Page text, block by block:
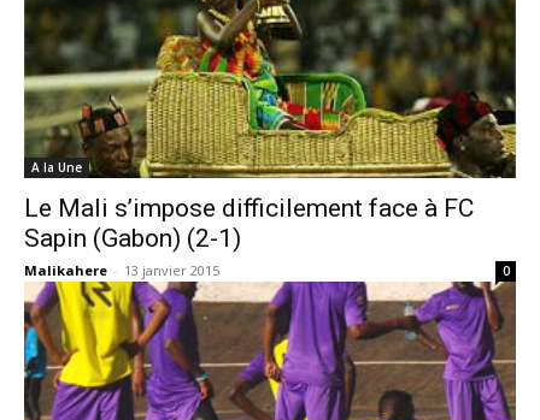
A la Une
Le Mali s’impose difficilement face à FC
Sapin (Gabon) (2-1)
Malikahere - 13 janvier 2015 0